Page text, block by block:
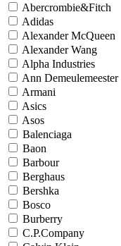
Abercrombie&Fitch
Adidas
Alexander McQueen
Alexander Wang
Alpha Industries
Ann Demeulemeester
Armani
Asics
Asos
Balenciaga
Baon
Barbour
Berghaus
Bershka
Bosco
Burberry
C.P.Company